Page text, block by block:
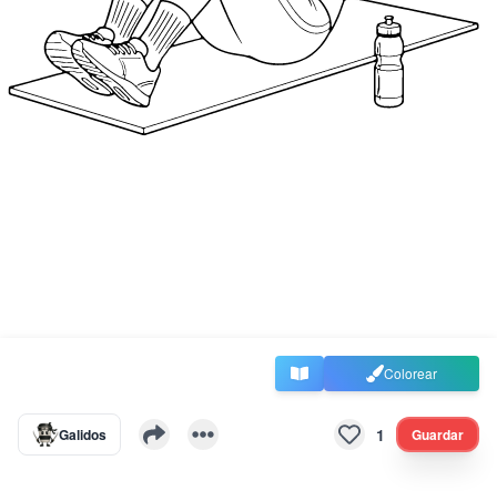
Colorear
Galidos 1 Guardar